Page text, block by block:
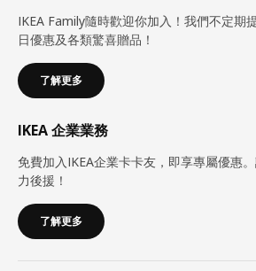
IKEA Family隨時歡迎你加入！我們不定期
日優惠及各類驚喜贈品！
了解更多
IKEA 企業業務
免費加入IKEA企業卡卡友，即享專屬優惠
力後援！
了解更多